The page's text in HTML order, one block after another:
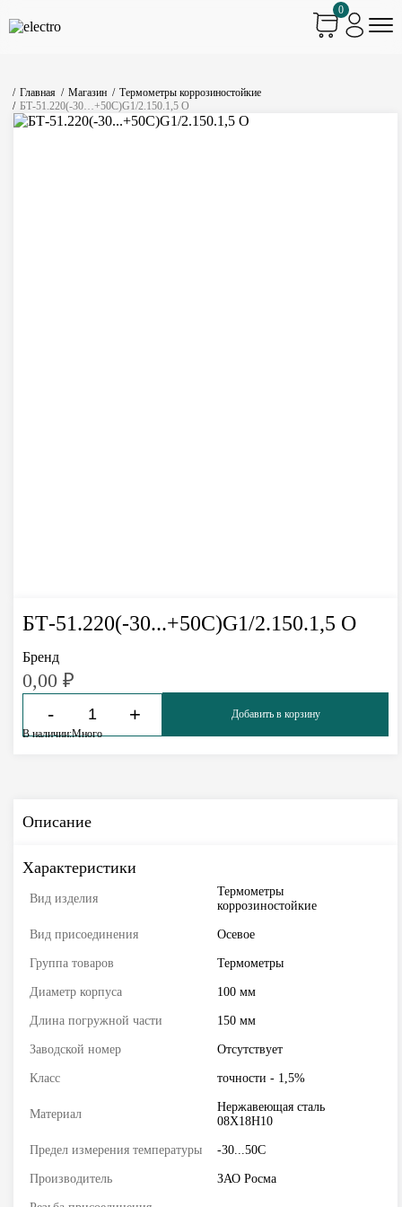
0
Главная Магазин
Термометры коррозиностойкие
БТ-51.220(-30…+50С)G1/2.150.1,5 О
БТ-51.220(-30...+50С)G1/2.150.1,5 О
Бренд
0,00 ₽
-
+
Добавить в корзину
В наличии:Много
Описание
Характеристики
Вид изделия
Термометры
коррозиностойкие
Вид присоединения Осевое
Группа товаров Термометры
Диаметр корпуса 100 мм
Длина погружной части 150 мм
Заводской номер Отсутствует
Класс точности - 1,5%
Материал
Нержавеющая сталь
08Х18Н10
Предел измерения температуры -30...50C
Производитель ЗАО Росма